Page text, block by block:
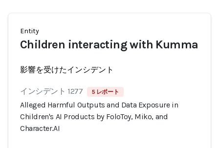
Entity
Children interacting with Kumma
影響を受けたインシデント
インシデント 1277 5 レポート
Alleged Harmful Outputs and Data Exposure in
Children's AI Products by FoloToy, Miko, and
Character.AI